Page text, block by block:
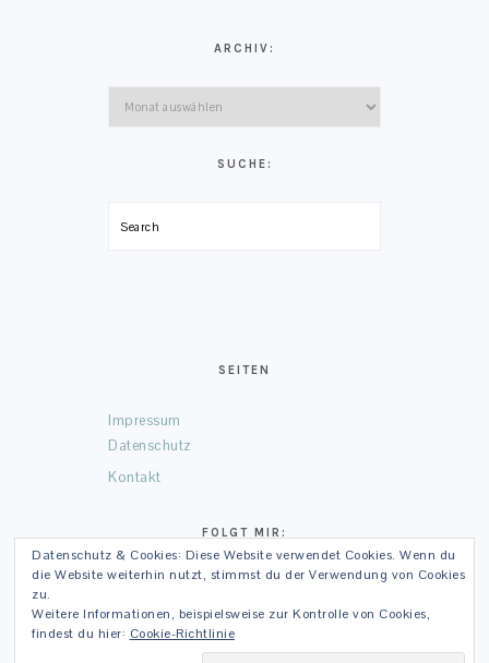
Datenschutz & Cookies: Diese Website verwendet Cookies. Wenn du
die Website weiterhin nutzt, stimmst du der Verwendung von Cookies
zu.
Weitere Informationen, beispielsweise zur Kontrolle von Cookies,
findest du hier: Cookie-Richtlinie
ARCHIV:
SUCHE:
Search
SEITEN
Impressum
Datenschutz
Kontakt
FOLGT MIR:
Facebook
Instagram
Pinterest
LinkedIn
Google+